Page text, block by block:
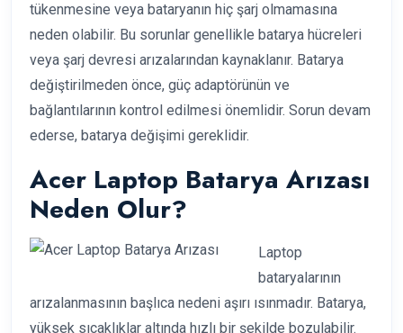
tükenmesine veya bataryanın hiç şarj olmamasına
neden olabilir. Bu sorunlar genellikle batarya hücreleri
veya şarj devresi arızalarından kaynaklanır. Batarya
değiştirilmeden önce, güç adaptörünün ve
bağlantılarının kontrol edilmesi önemlidir. Sorun devam
ederse, batarya değişimi gereklidir.
Acer Laptop Batarya Arızası
Neden Olur?
Laptop
bataryalarının
arızalanmasının başlıca nedeni aşırı ısınmadır. Batarya,
yüksek sıcaklıklar altında hızlı bir şekilde bozulabilir.